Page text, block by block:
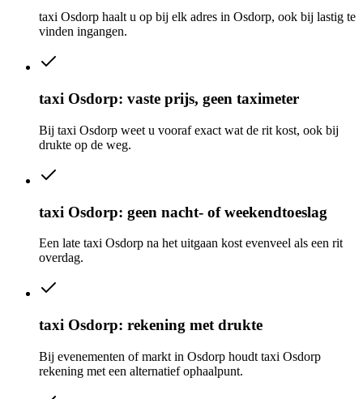
taxi Osdorp haalt u op bij elk adres in Osdorp, ook bij lastig te
vinden ingangen.
taxi Osdorp: vaste prijs, geen taximeter
Bij taxi Osdorp weet u vooraf exact wat de rit kost, ook bij
drukte op de weg.
taxi Osdorp: geen nacht- of weekendtoeslag
Een late taxi Osdorp na het uitgaan kost evenveel als een rit
overdag.
taxi Osdorp: rekening met drukte
Bij evenementen of markt in Osdorp houdt taxi Osdorp
rekening met een alternatief ophaalpunt.